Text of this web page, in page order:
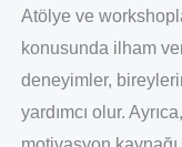
Atölye ve
konusunda ilham
deneyimler,
yardımcı olur.